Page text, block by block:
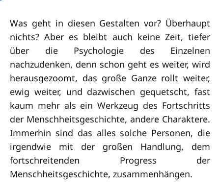
Was geht in diesen Gestalten vor? Überhaupt
nichts? Aber es bleibt auch keine Zeit, tiefer
über die Psychologie des Einzelnen
nachzudenken, denn schon geht es weiter, wird
herausgezoomt, das große Ganze rollt weiter,
ewig weiter, und dazwischen gequetscht, fast
kaum mehr als ein Werkzeug des Fortschritts
der Menschheitsgeschichte, andere Charaktere.
Immerhin sind das alles solche Personen, die
irgendwie mit der großen Handlung, dem
fortschreitenden Progress der
Menschheitsgeschichte, zusammenhängen.